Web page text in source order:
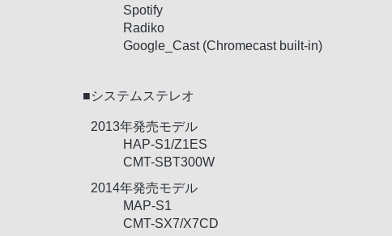
Spotify
Radiko
Google_Cast (Chromecast built-in)
■システムステレオ
2013年発売モデル
HAP-S1/Z1ES
CMT-SBT300W
2014年発売モデル
MAP-S1
CMT-SX7/X7CD